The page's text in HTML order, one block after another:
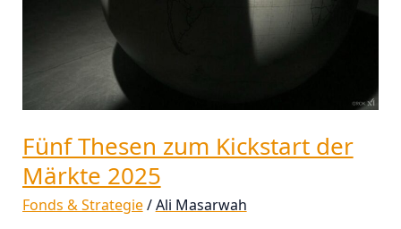
Fünf Thesen zum Kickstart der
Märkte 2025
Fonds & Strategie/Ali Masarwah